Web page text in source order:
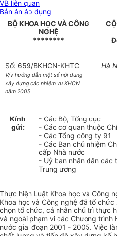
VB liên quan
Bản án áp dụng
BỘ KHOA HỌC VÀ CÔNG
NGHỆ
********
Số: 659/BKHCN-KHTC
V/v hướng dẫn một số nội dung
xây dựng các nhiệm vụ KHCN
năm 2005
Hà
Kính
gửi:
- Các Bộ, Tổng cục
- Các cơ quan thuộc
- Các Tổng công ty 91
- Các Ban chủ nhiệm
cấp Nhà nước
- Uỷ ban nhân dân các
Trung ương
Thực hiện Luật Khoa học và Công
Khoa học và Công nghệ đã tổ
chọn tổ chức, cá nhân chủ trì thực
và ngoài phạm vi các Chương trình
nước giai đoạn 2001 - 2005. Việc